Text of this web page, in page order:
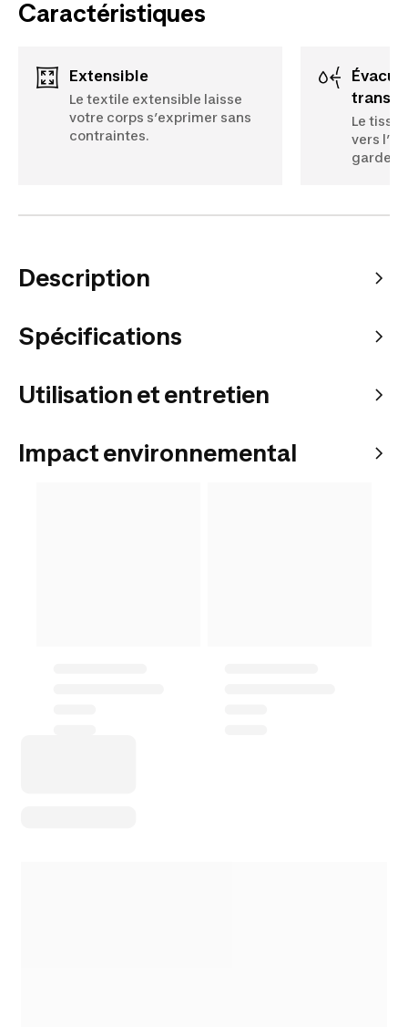
Caractéristiques
Extensible
Le textile extensible laisse
votre corps s’exprimer sans
contraintes.
Évacuation de la
Le tissu
vers
garder
Description
Spécifications
Utilisation et entretien
Impact environnemental